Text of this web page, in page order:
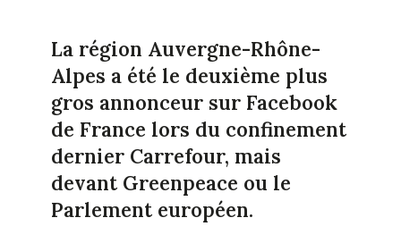
La région Auvergne-Rhône-
Alpes a été le deuxième plus
gros annonceur sur Facebook
de France lors du confinement
dernier Carrefour, mais
devant Greenpeace ou le
Parlement européen.